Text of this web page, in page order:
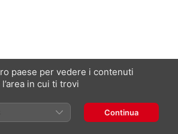
en Sol: Francisco
Ángel
paese per vedere i contenuti
in cui ti trovi
Continua